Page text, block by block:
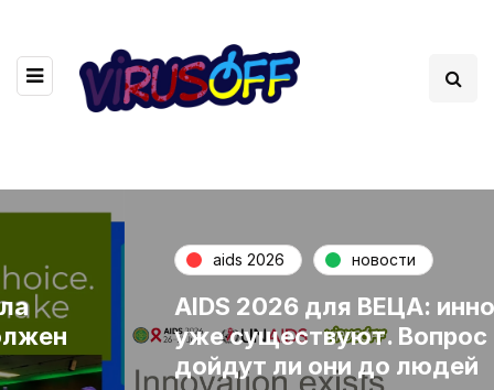
новости
AIDS 2026 для ВЕЦА: инновации
уже существуют. Вопрос в том,
дойдут ли они до людей